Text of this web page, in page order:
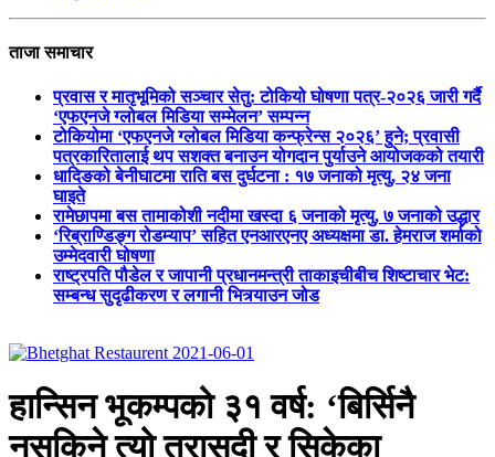
ताजा समाचार
प्रवास र मातृभूमिको सञ्चार सेतु: टोकियो घोषणा पत्र-२०२६ जारी गर्दै
‘एफएनजे ग्लोबल मिडिया सम्मेलन’ सम्पन्न
टोकियोमा ‘एफएनजे ग्लोबल मिडिया कन्फ्रेन्स २०२६’ हुने; प्रवासी
पत्रकारितालाई थप सशक्त बनाउन योगदान पुर्याउने आयोजकको तयारी
धादिङको बेनीघाटमा राति बस दुर्घटना : १७ जनाको मृत्यु, २४ जना
घाइते
रामेछापमा बस तामाकोशी नदीमा खस्दा ६ जनाको मृत्यु, ७ जनाको उद्धार
‘रिब्राण्डिङ्ग रोडम्याप’ सहित एनआरएनए अध्यक्षमा डा. हेमराज शर्माको
उम्मेदवारी घोषणा
राष्ट्रपति पौडेल र जापानी प्रधानमन्त्री ताकाइचीबीच शिष्टाचार भेट:
सम्बन्ध सुदृढीकरण र लगानी भित्र्याउन जोड
हान्सिन भूकम्पको ३१ वर्ष: ‘बिर्सिनै
नसकिने त्यो त्रासदी र सिकेका